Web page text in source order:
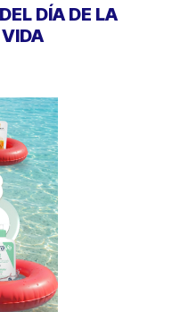
DÍA DE LA